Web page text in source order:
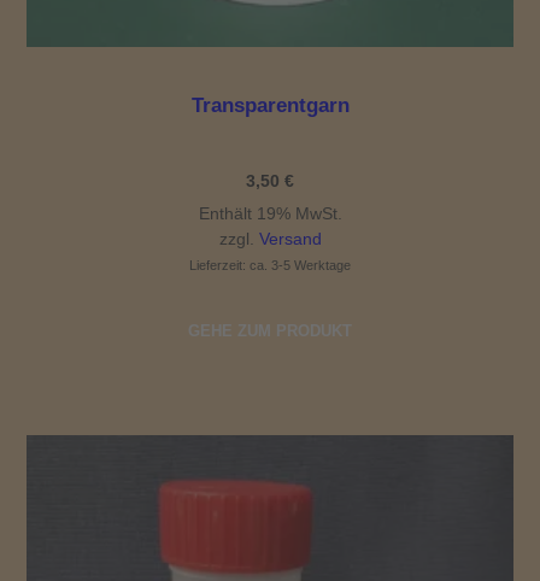
Transparentgarn
3,50 €
Enthält 19% MwSt.
zzgl. Versand
Lieferzeit: ca. 3-5 Werktage
GEHE ZUM PRODUKT